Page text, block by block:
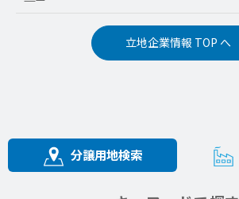
立地企業情報 TOP へ
分譲用地検索